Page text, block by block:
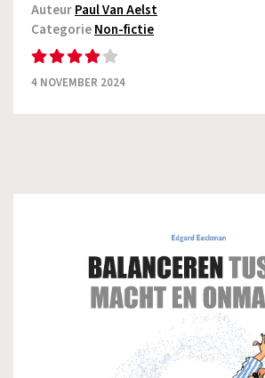
AuteurPaul Van Aelst
CategorieNon-fictie
4 NOVEMBER 2024